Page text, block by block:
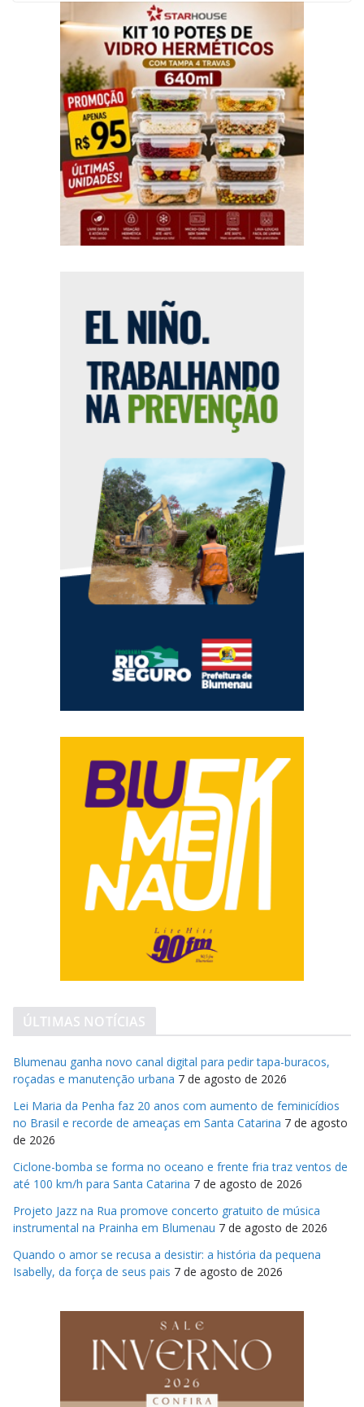
ÚLTIMAS NOTÍCIAS
Blumenau ganha novo canal digital para pedir tapa-buracos,
roçadas e manutenção urbana 7 de agosto de 2026
Lei Maria da Penha faz 20 anos com aumento de feminicídios
no Brasil e recorde de ameaças em Santa Catarina 7 de agosto
de 2026
Ciclone-bomba se forma no oceano e frente fria traz ventos de
até 100 km/h para Santa Catarina 7 de agosto de 2026
Projeto Jazz na Rua promove concerto gratuito de música
instrumental na Prainha em Blumenau 7 de agosto de 2026
Quando o amor se recusa a desistir: a história da pequena
Isabelly, da força de seus pais 7 de agosto de 2026